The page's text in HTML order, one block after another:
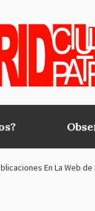
En La Web de